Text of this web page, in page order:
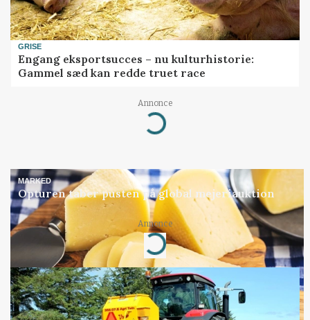
GRISE
Engang eksportsucces – nu kulturhistorie:
Gammel sæd kan redde truet race
Annonce
Loading...
MARKED
Opturen taber pusten på global mejeriauktion
Annonce
Loading...